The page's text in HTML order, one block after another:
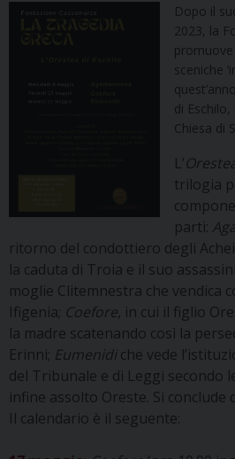
Dopo il
2023, la
sceniche
di
Chiesa di
L’
trilogia
parti:
ritorno del condottiero degli
la caduta di Troia e il suo
moglie Clitemnestra che vendica
Ifigenia; Coefore, in cui il figlio
la madre scatenando così la
Erinni; Eumenidiche vede
del Tribunale e di Leggi secondo
infine assolto Oreste. Si conclude
Il calendario è il seguente: